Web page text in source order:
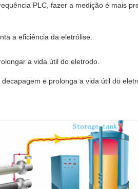
PLC, fazer a medição é mais
a eficiência da eletrólise.
a vida útil do eletrodo.
e prolonga a vida útil do